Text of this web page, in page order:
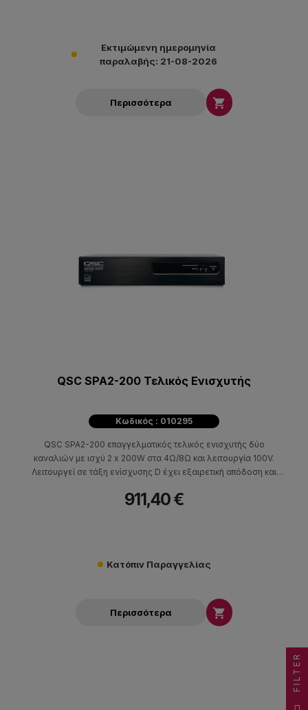
είναι κατάλληλος για επαγγελματικές εφαρμογές και
εγκαταστάσεις όπως εμπορικούς χώρους, γραφεία, αίθουσες
Εκτιμώμενη ημερομηνία
παραλαβής: 21-08-2026
Περισσότερα 
QSC SPA2-200 Τελικός Ενισχυτής
Κωδικός : 010295
QSC SPA2-200 επαγγελματικός τελικός ενισχυτής δύο
καναλιών με ισχύ 2 x 200W στα 4Ω/8Ω και λειτουργία 100V.
Λειτουργεί σε τάξη ενίσχυσης D έχει εξαιρετική απόδοση και
κατανάλωση ενέργειας, χαμηλά επίπεδα θορύβου λειτουργίας,
911,40 €
Κατόπιν Παραγγελίας
Περισσότερα 
FILTER